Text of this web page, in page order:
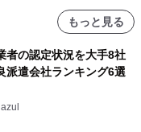
もっと見る
者の認定状況を大手8社
派遣会社ランキング6選